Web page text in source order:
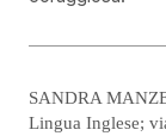
SANDRA
Lingua Inglese;